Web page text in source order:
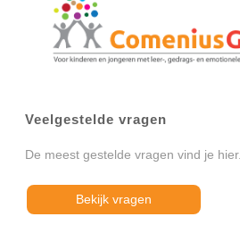
Veelgestelde vragen
De meest gestelde vragen vind je hier.
Bekijk vragen